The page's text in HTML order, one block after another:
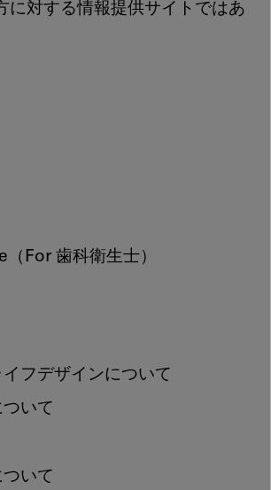
に対する情報提供サイトではあ
（For 歯科衛生士）
フデザインについて
いて
いて